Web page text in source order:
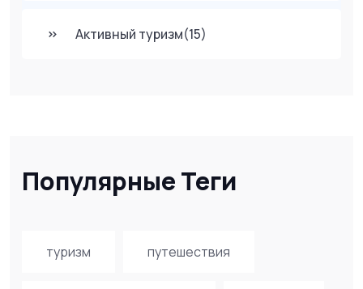
Активный туризм(15)
Популярные Теги
туризм путешествия